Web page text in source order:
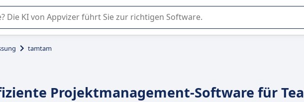
führt Sie bei der Nutzung oder Auswahl von SaaS-Software in Unternehmen.
tamtam
Projektmanagement-Software für